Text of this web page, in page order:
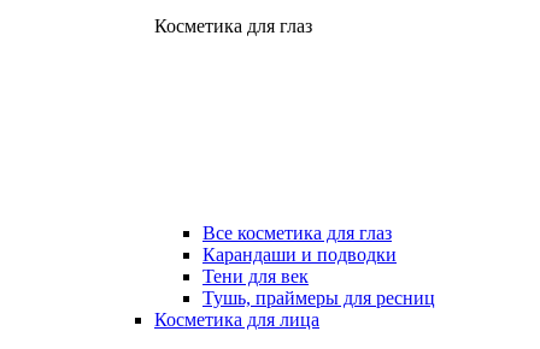
Косметика для глаз
Все косметика для глаз
Карандаши и подводки
Тени для век
Тушь, праймеры для ресниц
Косметика для лица